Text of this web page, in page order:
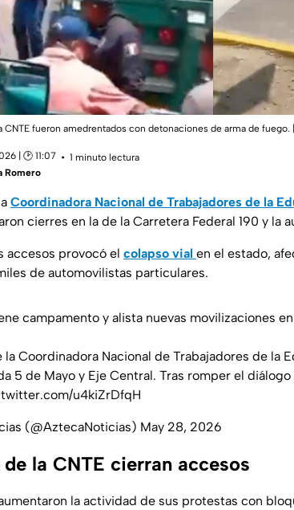
CNTE fueron amedrentados con detonaciones de arma de fuego.
| 🕑 11:07
1 minuto lectura
Romero
Coordinadora Nacional de Trabajadores de la
cierres en la de la Carretera Federal 190 y la
accesos provocó el colapso vial en el estado,
de automovilistas particulares.
campamento y alista nuevas movilizaciones
la Coordinadora Nacional de Trabajadores de la
5 de Mayo y Eje Central. Tras romper el
u4kiZrDfqH
(@AztecaNoticias) May 28, 2026
la CNTE cierran accesos
la actividad de sus protestas con